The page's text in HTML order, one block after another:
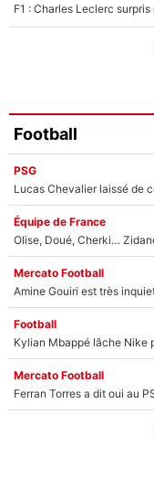
Football
PSG
Équipe de France
Mercato Football
Football
Mercato Football